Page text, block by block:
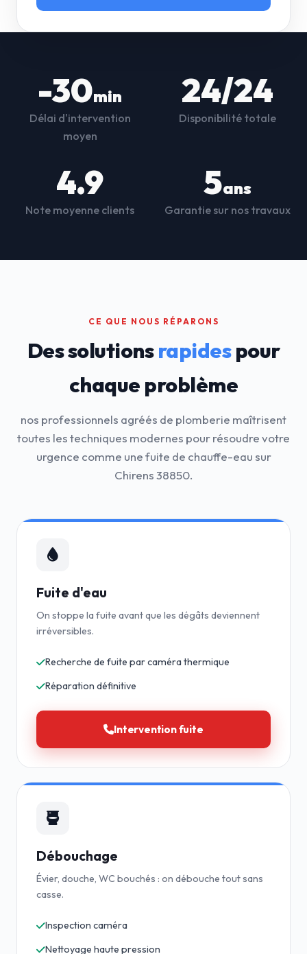
-30min
Délai d'intervention
moyen
24/24
Disponibilité totale
4.9
Note moyenne clients
5ans
Garantie sur nos travaux
CE QUE NOUS RÉPARONS
Des solutionsrapidespour
chaque problème
nos professionnels agréés de plomberie maîtrisent
toutes les techniques modernes pour résoudre votre
urgence comme une fuite de chauffe-eau sur
Chirens 38850.
Fuite d'eau
On stoppe la fuite avant que les dégâts deviennent
irréversibles.
Recherche de fuite par caméra thermique
Réparation définitive
Intervention fuite
Débouchage
Évier, douche, WC bouchés : on débouche tout sans
casse.
Inspection caméra
Nettoyage haute pression